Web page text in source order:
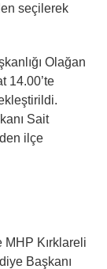
seçilerek
Olağan
14.00’te
Sait
ilçe
Kırklareli
Başkanı